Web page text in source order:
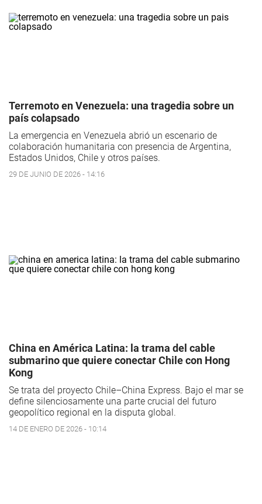
Terremoto en Venezuela: una tragedia sobre un
país colapsado
La emergencia en Venezuela abrió un escenario de
colaboración humanitaria con presencia de Argentina,
Estados Unidos, Chile y otros países.
29 DE JUNIO DE 2026 - 14:16
China en América Latina: la trama del cable
submarino que quiere conectar Chile con Hong
Kong
Se trata del proyecto Chile–China Express. Bajo el mar se
define silenciosamente una parte crucial del futuro
geopolítico regional en la disputa global.
14 DE ENERO DE 2026 - 10:14